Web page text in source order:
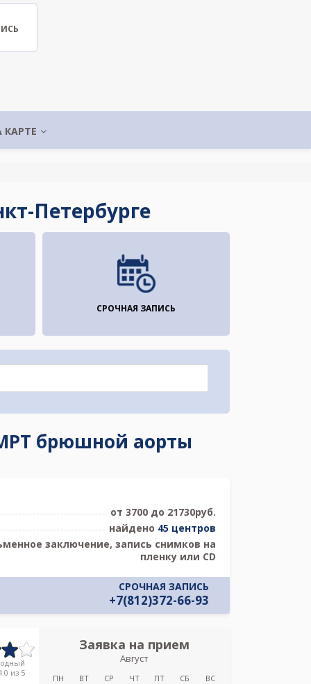
КАРТЕ
Петербурге
СРОЧНАЯ ЗАПИСЬ
брюшной аорты
от 3700 до 21730руб.
найдено 45 центров
заключение, запись снимков на
пленку или CD
СРОЧНАЯ ЗАПИСЬ
+7(812)372-66-93
из 5
Заявка на прием
Август
ПН ВТ СР ЧТ ПТ СБ ВС